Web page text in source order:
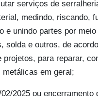
serviços de
medindo, riscando,
e unindo partes por meio
solda e outros, de
projetos, para reparar,
em geral;
2025 ou encerramento